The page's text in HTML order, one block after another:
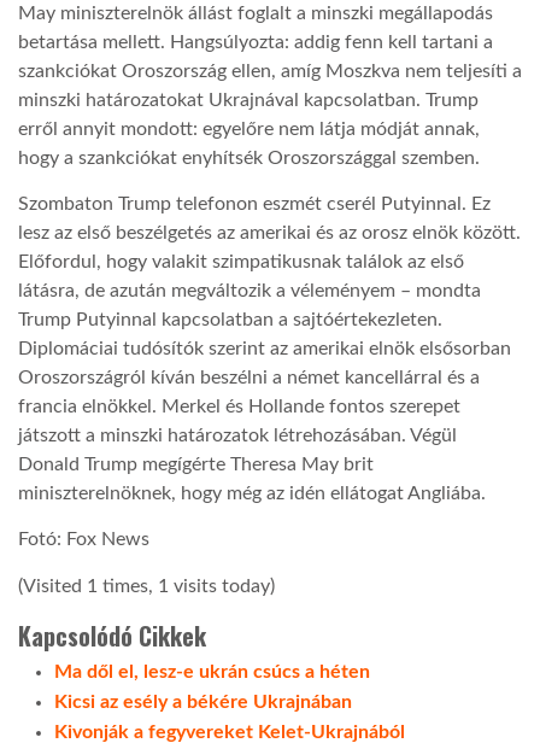
May miniszterelnök állást foglalt a minszki megállapodás
betartása mellett. Hangsúlyozta: addig fenn kell tartani a
szankciókat Oroszország ellen, amíg Moszkva nem teljesíti a
minszki határozatokat Ukrajnával kapcsolatban. Trump
erről annyit mondott: egyelőre nem látja módját annak,
hogy a szankciókat enyhítsék Oroszországgal szemben.
Szombaton Trump telefonon eszmét cserél Putyinnal. Ez
lesz az első beszélgetés az amerikai és az orosz elnök között.
Előfordul, hogy valakit szimpatikusnak találok az első
látásra, de azután megváltozik a véleményem – mondta
Trump Putyinnal kapcsolatban a sajtóértekezleten.
Diplomáciai tudósítók szerint az amerikai elnök elsősorban
Oroszországról kíván beszélni a német kancellárral és a
francia elnökkel. Merkel és Hollande fontos szerepet
játszott a minszki határozatok létrehozásában. Végül
Donald Trump megígérte Theresa May brit
miniszterelnöknek, hogy még az idén ellátogat Angliába.
Fotó: Fox News
(Visited 1 times, 1 visits today)
Kapcsolódó Cikkek
Ma dől el, lesz-e ukrán csúcs a héten
Kicsi az esély a békére Ukrajnában
Kivonják a fegyvereket Kelet-Ukrajnából